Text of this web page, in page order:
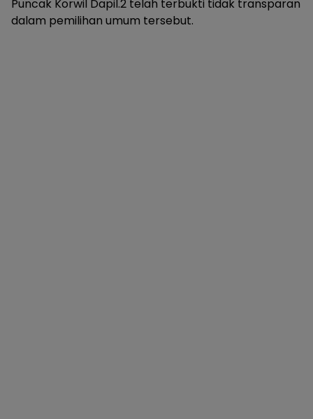
Puncak Korwil Dapil.2 telah terbukti tidak transparan
dalam pemilihan umum tersebut.